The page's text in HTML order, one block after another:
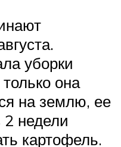
уборки
она
на землю, ее
недели
картофель.